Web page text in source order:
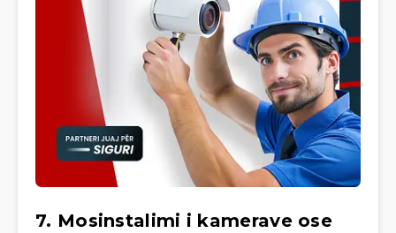
7. Mosinstalimi i kamerave ose